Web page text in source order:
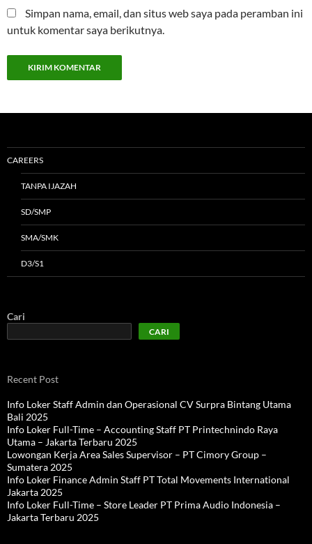
Simpan nama, email, dan situs web saya pada peramban ini
untuk komentar saya berikutnya.
CAREERS
TANPA IJAZAH
SD/SMP
SMA/SMK
D3/S1
Cari
CARI
Recent Post
Info Loker Staff Admin dan Operasional CV Surpra Bintang Utama
Bali 2025
Info Loker Full-Time – Accounting Staff PT Printechnindo Raya
Utama – Jakarta Terbaru 2025
Lowongan Kerja Area Sales Supervisor – PT Cimory Group –
Sumatera 2025
Info Loker Finance Admin Staff PT Total Movements International
Jakarta 2025
Info Loker Full-Time – Store Leader PT Prima Audio Indonesia –
Jakarta Terbaru 2025